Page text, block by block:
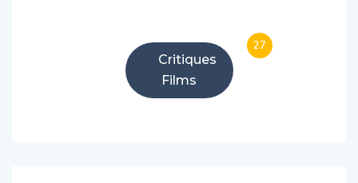
Critiques
Films
27